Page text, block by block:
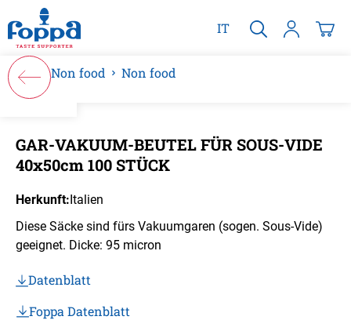
springen
IT
Non food Non food
GAR-VAKUUM-BEUTEL FÜR SOUS-VIDE
40x50cm 100 STÜCK
Herkunft:Italien
Diese Säcke sind fürs Vakuumgaren (sogen. Sous-Vide)
geeignet. Dicke: 95 micron
Datenblatt
Foppa Datenblatt